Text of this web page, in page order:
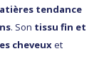
tendance
. Son tissu fin et
cheveuxet